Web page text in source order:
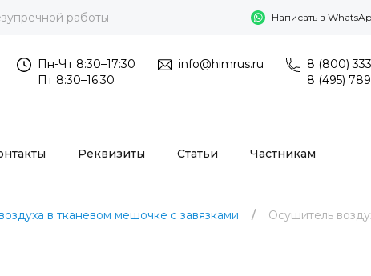
работы Написать в
Пн-Чт 8:30–17:30
Пт 8:30–16:30
info@himrus.ru
8 (800)
8 (495)
Реквизиты Статьи Частникам
в тканевом мешочке с завязками Осушитель